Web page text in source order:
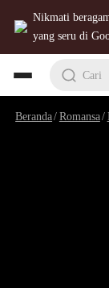
Nikmati
yang seru di
Cari
Beranda/Romansa/